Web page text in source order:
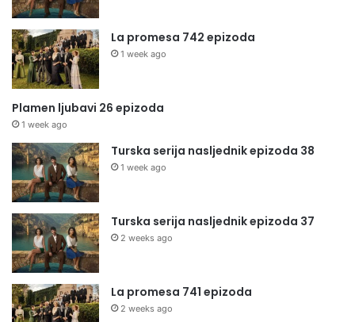
La promesa 742 epizoda
1 week ago
Plamen ljubavi 26 epizoda
1 week ago
Turska serija nasljednik epizoda 38
1 week ago
Turska serija nasljednik epizoda 37
2 weeks ago
La promesa 741 epizoda
2 weeks ago